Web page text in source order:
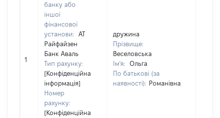
1
банку або
іншої
фінансової
установи:
АТ
Райфайзен
Банк Аваль
Тип рахунку:
[Конфіденційна
інформація]
Номер
рахунку:
[Конфіденційна
дружина
Прізвище:
Веселовська
Ім'я:
Ольга
По батькові (за
наявності): Романівна